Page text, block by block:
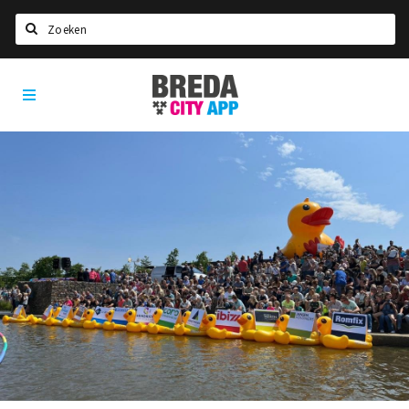
Home
Agenda
Eten
Drinken
Slapen
Recreatief
Winkels
Breda
City
App